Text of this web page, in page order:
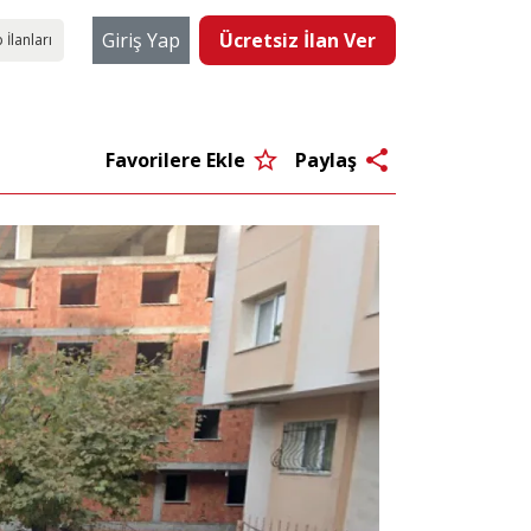
İlanları Giriş Yap Ücretsiz İlan Ver
Favorilere Ekle star_border Paylaş share